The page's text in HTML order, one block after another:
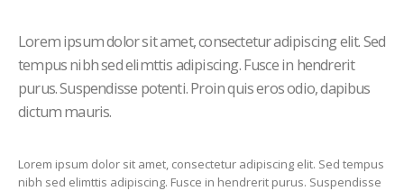
Lorem ipsum dolor sit amet, consectetur adipiscing elit. Sed
tempus nibh sed elimttis adipiscing. Fusce in hendrerit
purus. Suspendisse potenti. Proin quis eros odio, dapibus
dictum mauris.
Lorem ipsum dolor sit amet, consectetur adipiscing elit. Sed tempus
nibh sed elimttis adipiscing. Fusce in hendrerit purus. Suspendisse